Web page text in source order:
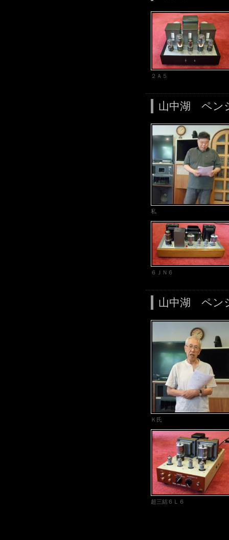
２Ａ５
山中湖 ペン
私
６ＪＮ６
山中湖 ペン
Ｋ氏
超三結６Ｌ６